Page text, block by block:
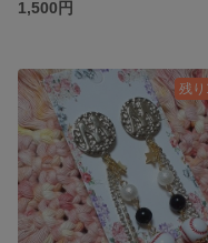
1,500円
残り